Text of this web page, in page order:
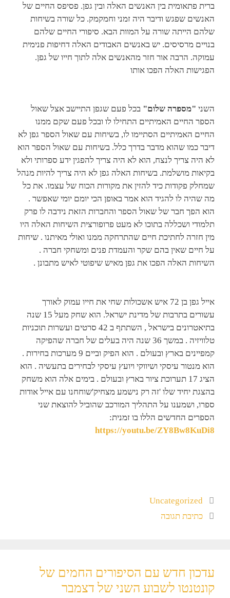
ברית פתאומית בין האנשים האלה ובין גפן. פסיפס החיים של
האנשים שפגש ודיבר היה זמני וחמקמק. כל שורה בשיחות
שלהם הייתה שורה על המוות הבא. סיפורי החיים שלהם
בנויים מרסיסים. יש באנשים האבודים האלה דחיפות פנימית
עמוקה. הרבה אור חזר מהאנשים אלה לתוך חייו של גפן.
הפגישות האלה הפכו אותו
השני "מספרה שלום" בכל פעם שגפן התיישב אצל שאול
הספר החיים האמיתיים התחילו לו ובכל פעם שקם ממנו
החיים האמיתיים הסתיימו לו, בשיחות עם שאול הספר גפן לא
דיבר כמו שהוא מדבר בדרך כלל. בשיחות עם שאול הספר הוא
לא היה צריך לנצח, הוא לא היה צריך להפגין ידע ספרותי ולא
בקיאות מושלמת. בשיחות האלה גפן לא היה צריך להיות מנהל
שמחלק פקודות כיד להזין את מקורות הכוח של עצמו. את כל
מה שהיה לו להגיד הוא אמר באופן הכי יומם יומי שאפשר .
הוא הפך חבר של שאול הספר והחברות הזאת נידבה לו פרק
תלמודי ושכללה בתוכו לא מעט פרופורצית השיחות האלה היו
מין חזרה לחתיכת חיים שהתרחקה ממנו ואולי מאיתנו . שיחות
על חיים שאין בהם שקר והעמדת פנים ומשחקי חברה .
השיחות האלה הפכו את גפן מאיש שיפוטי לאיש מתבונן .
אייל גפן בן 72 איש אשכולות שחי את חייו עמוק לאורך
עשורים בתרבות של מדינת ישראל. הוא שחק מעל 15 שנה
בתיאטרונים בישראל , השתתף ב 42 סרטים ועשרות תוכניות
טלוויזיה . במשך 36 שנה היה בעלים של חברה שהפיקה
קמפיינים בארץ ובעולם . הוא הפיק וביים 9 מערכות בחירות .
הוא מנטור עיסקי ושיווקי ויועץ עיסקי לבחירים בתעשיה . הוא
הציג 17 תערוכת ציור בארץ ובעולם . בימים אלה הוא משחק
בהצגת יחיד שלו 'זה רק נישמע מצחיק'שוחחנו עם אייל אודות
ספרו, ושמענו על התהליך המורכב שהוביל להוצאת שני
הספרים החדשים הללו בו זמנית:
https://youtu.be/ZY8Bw8KuDi8
Uncategorized
כתיבת תגובה
עדכון חדש עם הסיפורים החמים של
קונטנטו לשבוע השני של דצמבר